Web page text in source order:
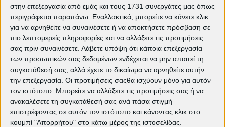
στην επεξεργασία από εμάς και τους 1731 συνεργάτες μας όπως
περιγράφεται παραπάνω. Εναλλακτικά, μπορείτε να κάνετε κλικ
για να αρνηθείτε να συναινέσετε ή να αποκτήσετε πρόσβαση σε
πιο λεπτομερείς πληροφορίες και να αλλάξετε τις προτιμήσεις
σας πριν συναινέσετε. Λάβετε υπόψη ότι κάποια επεξεργασία
των προσωπικών σας δεδομένων ενδέχεται να μην απαιτεί τη
συγκατάθεσή σας, αλλά έχετε το δικαίωμα να αρνηθείτε αυτήν
την επεξεργασία. Οι προτιμήσεις σαςθα ισχύουν μόνο για αυτόν
τον ιστότοπο. Μπορείτε να αλλάξετε τις προτιμήσεις σας ή να
ανακαλέσετε τη συγκατάθεσή σας ανά πάσα στιγμή
επιστρέφοντας σε αυτόν τον ιστότοπο και κάνοντας κλικ στο
κουμπί "Απορρήτου" στο κάτω μέρος της ιστοσελίδας.
Δείτε ακόμη:
Τρέχον πρόγραμμα προβολών
The Bride!: Τα τέρατα δεν είναι αυτά
που νομίζεις | EDITORIAL
"Ομάχα": Μια πορεία προς την
ελευθερία και τη σύνδεση των
ανθρώπων | EDITORIAL